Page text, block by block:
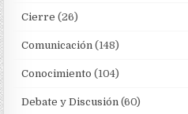
Cierre (26)
Comunicación (148)
Conocimiento (104)
Debate y Discusión (60)